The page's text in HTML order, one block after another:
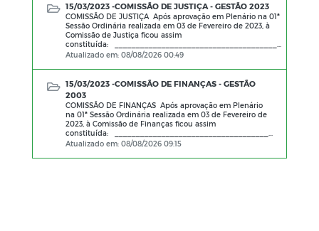
15/03/2023 -COMISSÃO DE JUSTIÇA - GESTÃO 2023
COMISSÃO DE JUSTIÇA Após aprovação em Plenário na 01ª
Sessão Ordinária realizada em 03 de Fevereiro de 2023, à
Comissão de Justiça ficou assim
constituída: ______________________________________...
Atualizado em: 08/08/2026 00:49
15/03/2023 -COMISSÃO DE FINANÇAS - GESTÃO
2003
COMISSÃO DE FINANÇAS Após aprovação em Plenário
na 01ª Sessão Ordinária realizada em 03 de Fevereiro de
2023, à Comissão de Finanças ficou assim
constituída: ____________________________________...
Atualizado em: 08/08/2026 09:15